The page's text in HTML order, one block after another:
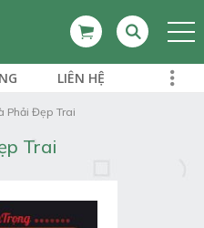
LIÊN HỆ
Phải Đẹp Trai
Trai